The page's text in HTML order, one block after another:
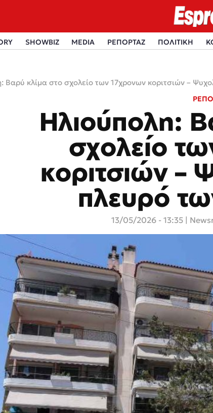
SHOWBIZ MEDIA ΡΕΠΟΡΤΑΖ ΠΟΛΙΤΙΚΗ
Βαρύ κλίμα στο σχολείο των 17χρονων κοριτσιών –
Ηλιούπολη:
σχολείο
κοριτσιών –
πλευρό
13/05/2026 - 13:35